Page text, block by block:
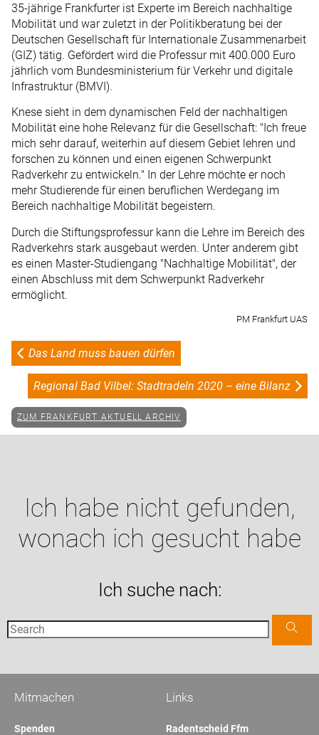
35-jährige Frankfurter ist Experte im Bereich nachhaltige
Mobilität und war zuletzt in der Politikberatung bei der
Deutschen Gesellschaft für Internationale Zusammenarbeit
(GIZ) tätig. Gefördert wird die Professur mit 400.000 Euro
jährlich vom Bundesministerium für Verkehr und digitale
Infrastruktur (BMVI).
Knese sieht in dem dynamischen Feld der nachhaltigen
Mobilität eine hohe Relevanz für die Gesellschaft: "Ich freue
mich sehr darauf, weiterhin auf diesem Gebiet lehren und
forschen zu können und einen eigenen Schwerpunkt
Radverkehr zu entwickeln." In der Lehre möchte er noch
mehr Studierende für einen beruflichen Werdegang im
Bereich nachhaltige Mobilität begeistern.
Durch die Stiftungsprofessur kann die Lehre im Bereich des
Radverkehrs stark ausgebaut werden. Unter anderem gibt
es einen Master-Studiengang "Nachhaltige Mobilität", der
einen Abschluss mit dem Schwerpunkt Radverkehr
ermöglicht.
PM Frankfurt UAS
Das Land muss bauen dürfen
Regional Bad Vilbel: Stadtradeln 2020 – eine Bilanz
ZUM FRANKFURT AKTUELL ARCHIV
Ich habe nicht gefunden,
wonach ich gesucht habe
Ich suche nach:
Links
Radentscheid Ffm
Mitmachen
Spenden